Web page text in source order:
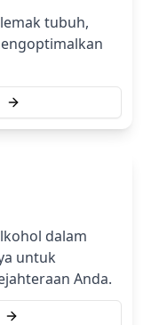
tubuh,
dalam
untuk
Anda.